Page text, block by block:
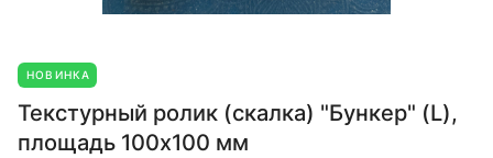
НОВИНКА
Текстурный ролик (скалка) "Бункер" (L),
площадь 100x100 мм